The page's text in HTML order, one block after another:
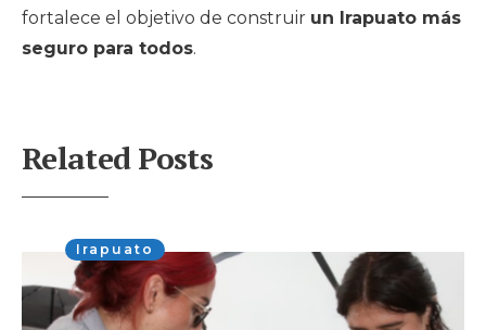
fortalece el objetivo de construir un Irapuato más
seguro para todos.
Related Posts
Irapuato